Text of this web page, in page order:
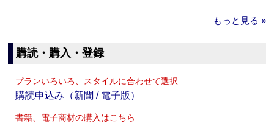
もっと見る »
購読・購入・登録
プランいろいろ、スタイルに合わせて選択
購読申込み（新聞 / 電子版）
書籍、電子商材の購入はこちら